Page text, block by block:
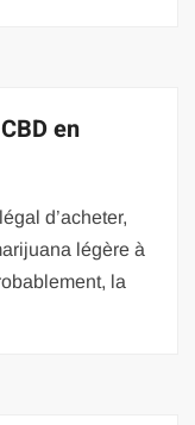
en
d’acheter,
légère à
la